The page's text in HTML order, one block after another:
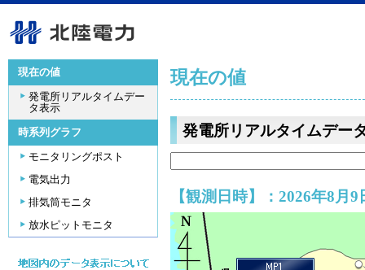
現在の値
発電所リアルタイムデー
タ表示
時系列グラフ
モニタリングポスト
電気出力
排気筒モニタ
放水ピットモニタ
現在の値
発電所リアルタイムデー
【観測日時】：2026年8月